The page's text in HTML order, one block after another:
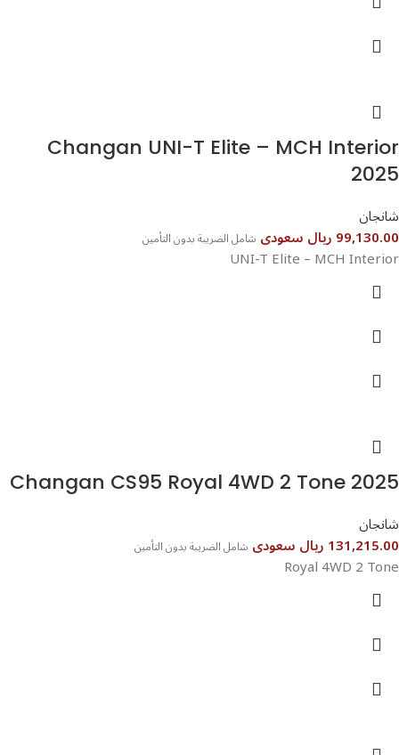
Changan UNI-T Elite – MCH Interior
2025
شانجان
99,130.00 ريال سعودى شامل الضريبة بدون التأمين
UNI-T Elite – MCH Interior
شانجان
131,215.00 ريال سعودى شامل الضريبة بدون التأمين
Royal 4WD 2 Tone